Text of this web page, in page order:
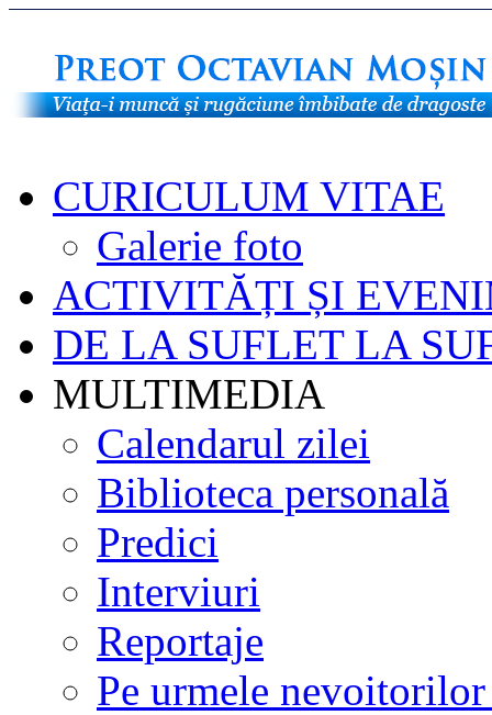
CURICULUM VITAE
Galerie foto
ACTIVITĂȚI ȘI
DE LA SUFLET LA
MULTIMEDIA
Calendarul zilei
Biblioteca personală
Predici
Interviuri
Reportaje
Pe urmele nevoitorilor